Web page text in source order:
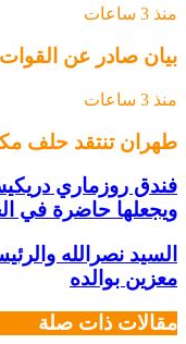
منذ 3 ساعات
بيان صادر عن القوات
منذ 3 ساعات
طهران تنتقد حلف
فندق روزماري
ويجعلها حاضرة في
السيد نصرالله
معزين بوالده
مقالات ذات صلة